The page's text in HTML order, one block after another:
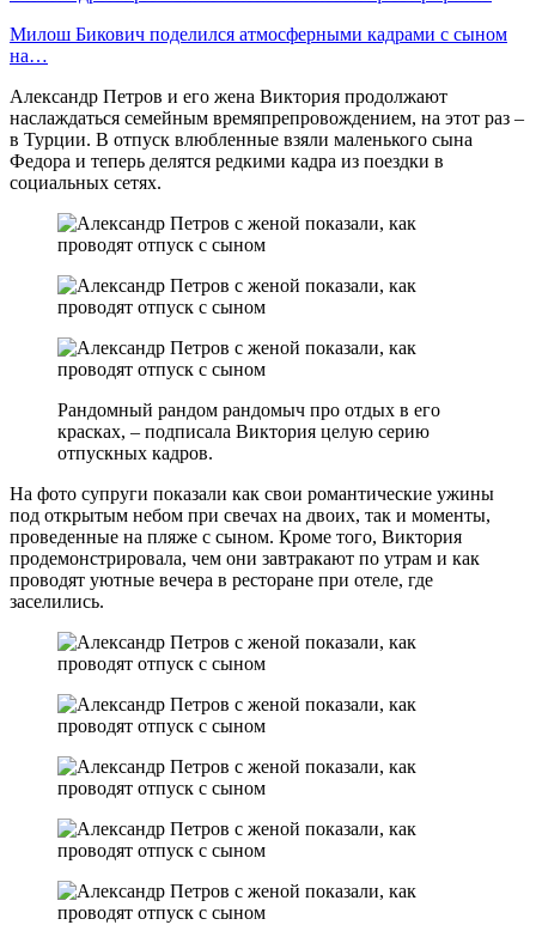
Милош Бикович поделился атмосферными кадрами с сыном
на…
Александр Петров и его жена Виктория продолжают
наслаждаться семейным времяпрепровождением, на этот раз –
в Турции. В отпуск влюбленные взяли маленького сына
Федора и теперь делятся редкими кадра из поездки в
социальных сетях.
Рандомный рандом рандомыч про отдых в его
красках, – подписала Виктория целую серию
отпускных кадров.
На фото супруги показали как свои романтические ужины
под открытым небом при свечах на двоих, так и моменты,
проведенные на пляже с сыном. Кроме того, Виктория
продемонстрировала, чем они завтракают по утрам и как
проводят уютные вечера в ресторане при отеле, где
заселились.